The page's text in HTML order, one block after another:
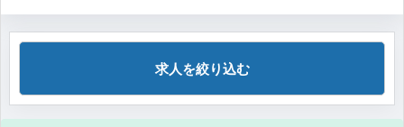
求人を絞り込む
メ
ッ
ジ